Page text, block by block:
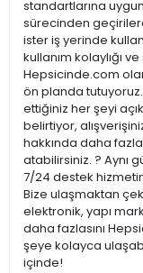
standartlarına
sürecinden
ister iş yerinde
kullanım kolaylığı
Hepsicinde.com
ön planda
ettiğiniz her şeyi
belirtiyor,
hakkında daha
atabilirsiniz. ? Aynı
7/24 destek
Bize ulaşmaktan
elektronik, yapı
daha fazlasını
şeye kolayca
içinde!